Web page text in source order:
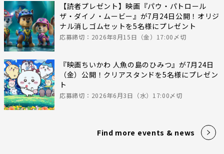
【読者プレゼント】映画『パウ・パトロール
ザ・ダイノ・ムービー』が7月24日公開！オリジ
ナル消しゴムセットを5名様にプレゼント
応募締切：2026年8月15日（金）17:00〆切
『映画ちいかわ 人魚の島のひみつ』が7月24日
（金）公開！クリアスタンドを5名様にプレゼン
ト
応募締切：2026年6月3日（水）17:00〆切
Find more events & news